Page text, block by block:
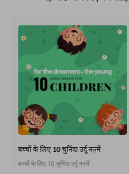
बच्चों के लिए 10 चुनिंदा उर्दू नज़्में
बच्चों के लिए 10 चुनिंदा उर्दू नज़्में